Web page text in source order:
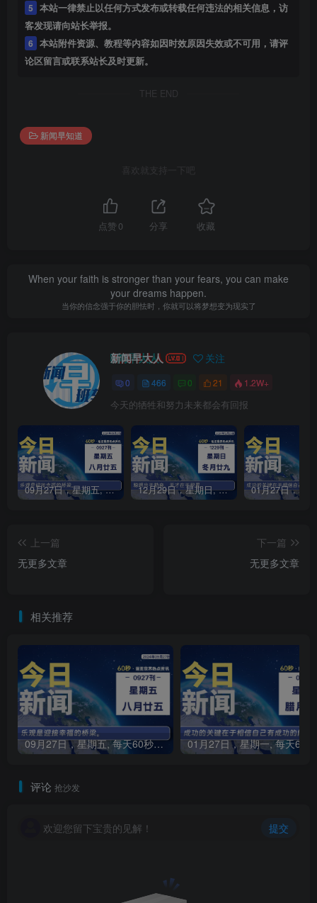
5 本站一律禁止以任何方式发布或转载任何违法的相关信息，访
客发现请向站长举报。
6 本站附件资源、教程等内容如因时效原因失效或不可用，请评
论区留言或联系站长及时更新。
THE END
新闻早知道
喜欢就支持一下吧
点赞 0 分享 收藏
When your faith is stronger than your fears, you can make
your dreams happen.
当你的信念强于你的胆怯时，你就可以将梦想变为现实了
新闻早大人 关注
0 466 0 21 1.2W+
今天的牺牲和努力未来都会有回报
09月27日，星期五, 每天60秒读懂全世界！ 12月29日，星期日, 每天60秒读懂全世界！
上一篇
无更多文章
下一篇
无更多文章
相关推荐
09月27日，星期五, 每天60秒读懂全世界！
评论 抢沙发
欢迎您留下宝贵的见解！ 提交